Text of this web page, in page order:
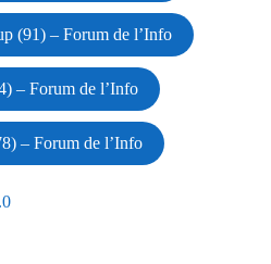
(91) – Forum de l’Info
– Forum de l’Info
– Forum de l’Info